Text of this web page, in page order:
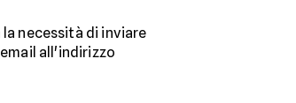
necessità di inviare
all'indirizzo